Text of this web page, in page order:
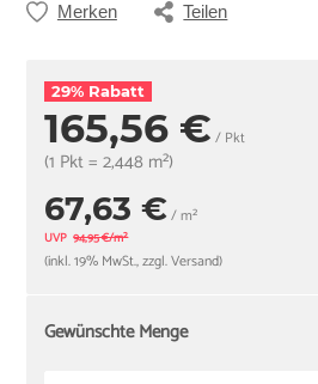
Merken Teilen
29% Rabatt
165,56 € / Pkt
(1 Pkt = 2,448 m²)
67,63 €/ m²
UVP 94,95 €/m²
(inkl. 19% MwSt., zzgl. Versand)
Gewünschte Menge